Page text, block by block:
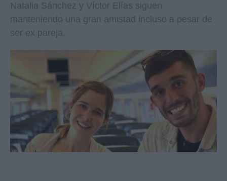
Natalia Sánchez y Víctor Elías siguen
manteniendo una gran amistad incluso a pesar de
ser ex pareja.